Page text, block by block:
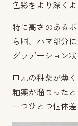
色彩をより深く
特に高さのある
ら胴、ハマ部分
グラデーション
口元の釉薬が薄
釉薬が溜まった
一つひとつ個体